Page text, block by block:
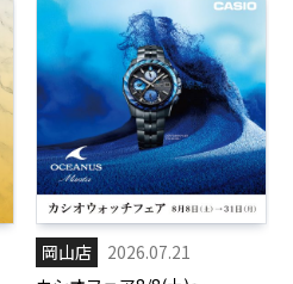
岡山店
2026.07.21